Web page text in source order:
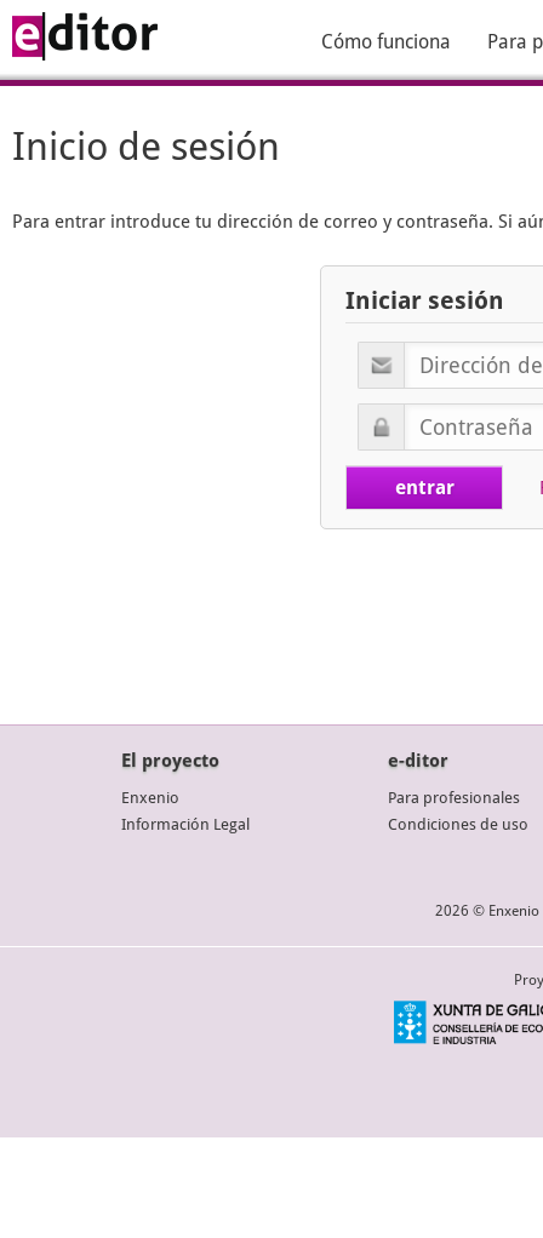
Cómo funciona Para
Inicio de sesión
Para entrar introduce tu dirección de correo y contraseña. Si
Iniciar sesión
El proyecto
Enxenio
Información Legal
e-ditor
Para profesionales
Condiciones de uso
2026 © Enxenio